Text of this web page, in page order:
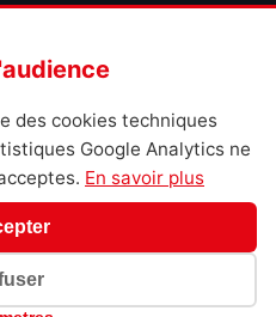
des cookies techniques
Google Analytics ne
En savoir plus